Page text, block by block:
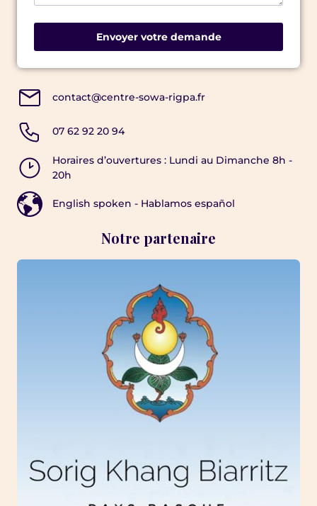
contact@centre-sowa-rigpa.fr
07 62 92 20 94
Horaires d’ouvertures : Lundi au Dimanche 8h -
20h
English spoken - Hablamos español
Notre partenaire
Envoyer votre demande